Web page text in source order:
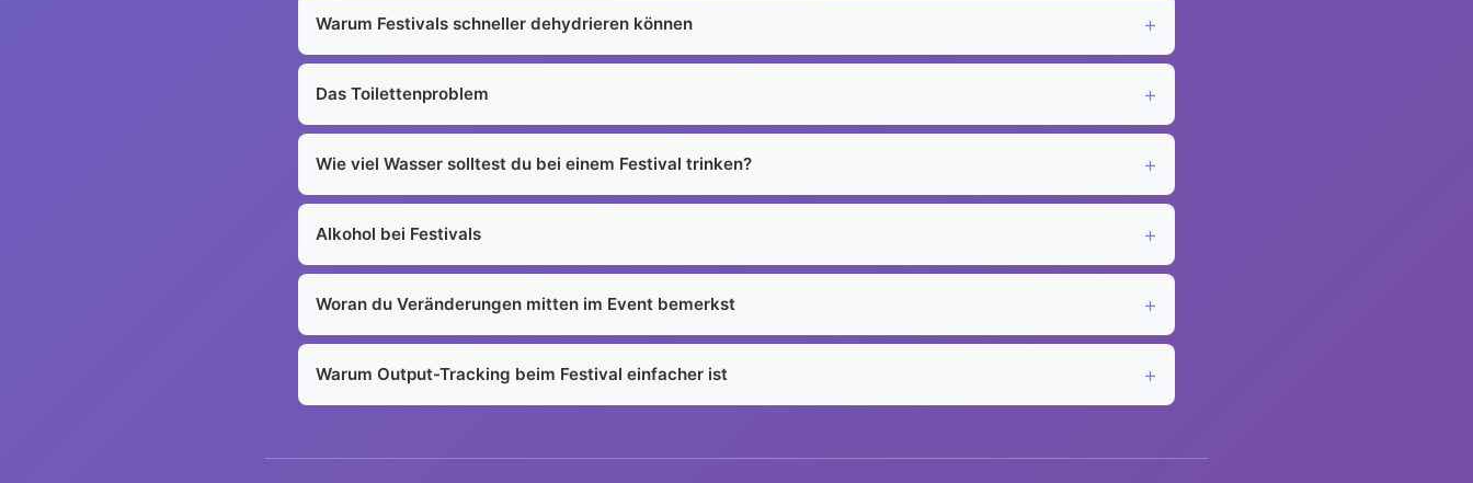
Warum Festivals schneller dehydrieren können
Das Toilettenproblem
Wie viel Wasser solltest du bei einem Festival trinken?
Alkohol bei Festivals
Woran du Veränderungen mitten im Event bemerkst
Warum Output-Tracking beim Festival einfacher ist